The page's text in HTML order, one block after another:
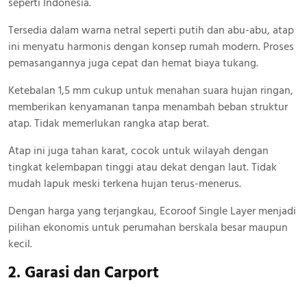
Tersedia dalam warna netral seperti putih dan abu-abu, atap
ini menyatu harmonis dengan konsep rumah modern. Proses
pemasangannya juga cepat dan hemat biaya tukang.
Ketebalan 1,5 mm cukup untuk menahan suara hujan ringan,
memberikan kenyamanan tanpa menambah beban struktur
atap. Tidak memerlukan rangka atap berat.
Atap ini juga tahan karat, cocok untuk wilayah dengan
tingkat kelembapan tinggi atau dekat dengan laut. Tidak
mudah lapuk meski terkena hujan terus-menerus.
Dengan harga yang terjangkau, Ecoroof Single Layer menjadi
pilihan ekonomis untuk perumahan berskala besar maupun
kecil.
2. Garasi dan Carport